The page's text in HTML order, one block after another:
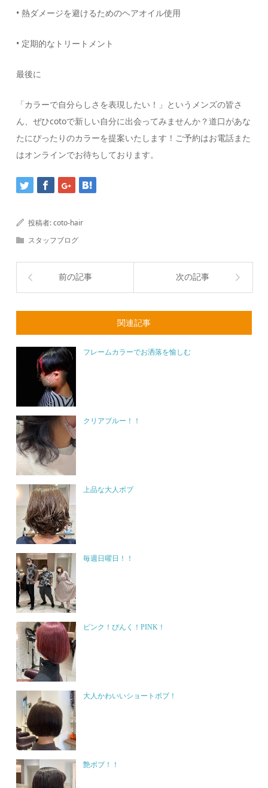
• 熱ダメージを避けるためのヘアオイル使用
• 定期的なトリートメント
最後に
「カラーで自分らしさを表現したい！」というメンズの皆さ
ん、ぜひcotoで新しい自分に出会ってみませんか？道口があな
たにぴったりのカラーを提案いたします！ご予約はお電話また
はオンラインでお待ちしております。
投稿者:coto-hair
スタッフブログ
前の記事 次の記事
関連記事
フレームカラーでお洒落を愉しむ
クリアブルー！！
上品な大人ボブ
毎週日曜日！！
ピンク！ぴんく！PINK！
大人かわいいショートボブ！
艶ボブ！！